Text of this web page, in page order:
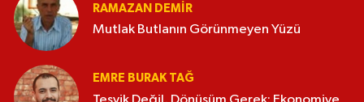
RAMAZAN DEMİR
Mutlak Butlanın Görünmeyen Yüzü
EMRE BURAK TAĞ